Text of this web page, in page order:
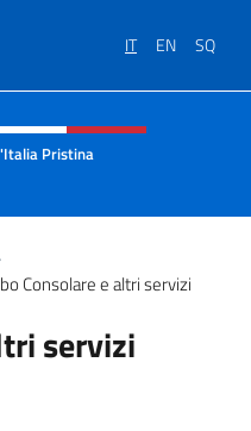
IT EN SQ
e menù
Pristina
Consolare e altri servizi
servizi